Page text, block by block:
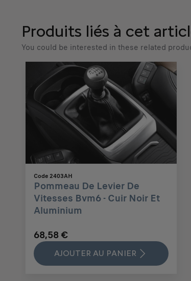
Produits liés à cet
You could be interested in these related
Code 2403AH
Pommeau De Levier De
Vitesses Bvm6 - Cuir Noir Et
Aluminium
68,58 €
AJOUTER AU PANIER